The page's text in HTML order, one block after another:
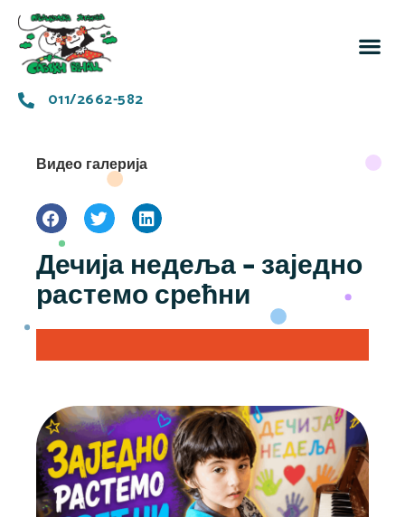
011/2662-582
Видео галерија
Дечија недеља – заједно
растемо срећни